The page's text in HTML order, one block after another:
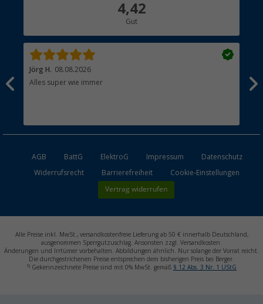
4,42
Gut
Jörg H. 08.08.2026
Alles super wie immer
AGB BattG ElektroG Impressum
Datenschutz
Widerrufsrecht
Barrierefreiheit Cookie-Einstellungen
Vertrag widerrufen
Alle Preise inkl. MwSt., versandkostenfreie Lieferung ab 50 € innerhalb Deutschland,
ausgenommen Sperrgutzuschlag. Ansonsten zzgl. Versandkosten.
Änderungen und Irrtümer vorbehalten. Abbildungen ähnlich. Nur solange der Vorrat reicht.
Die durchgestrichenen Preise entsprechen dem bisherigen Preis bei Berger.
1) Gekennzeichnete Preise sind mit 0% MwSt. gemäß § 12 Abs. 3 Nr. 1 UStG